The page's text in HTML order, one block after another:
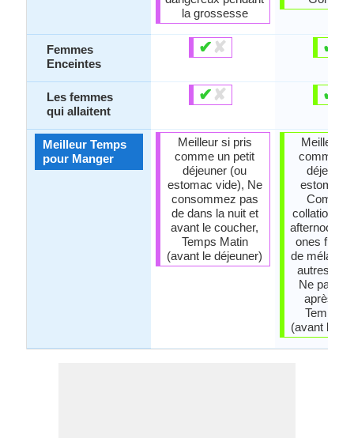
Femmes
Enceintes
Les femmes
qui allaitent
Meilleur Temps
pour Manger
la grossesse
✔ ✘
✔ ✘
Meilleur si pris
comme un petit
déjeuner (ou
estomac vide), Ne
consommez pas
de dans la nuit et
avant le coucher,
Temps Matin
(avant le déjeuner)
✔
✔
Meilleur
comme
déjeuner
estomac
Comme
collation
afternoon,
ones frais,
de
autres
Ne pas
après
Temps
(avant le